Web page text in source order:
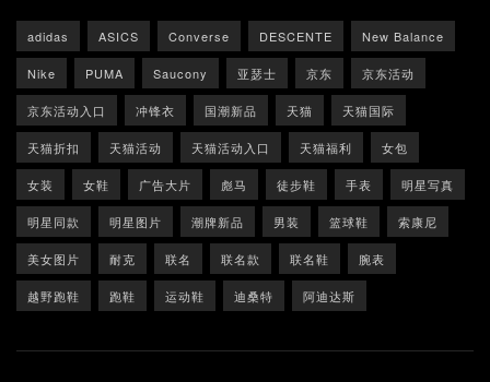
adidas ASICS Converse DESCENTE New Balance
Nike PUMA Saucony 亚瑟士 京东 京东活动
京东活动入口 冲锋衣 国潮新品 天猫 天猫国际
天猫折扣 天猫活动 天猫活动入口 天猫福利 女包
女装 女鞋 广告大片 彪马 徒步鞋 手表 明星写真
明星同款 明星图片 潮牌新品 男装 篮球鞋 索康尼
美女图片 耐克 联名 联名款 联名鞋 腕表
越野跑鞋 跑鞋 运动鞋 迪桑特 阿迪达斯